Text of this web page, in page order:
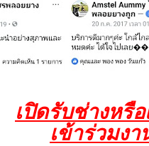
เปิดรับช่างหรื
เข้าร่วมง